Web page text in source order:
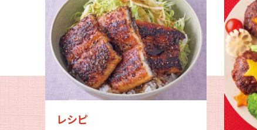
レシピ